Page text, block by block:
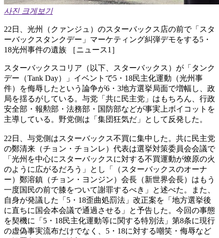
사진 크게보기
22日、光州（クァンジュ）のスターバックス店の前で「スタ
ーバックスタンクデー」マーケティング糾弾デモをする5・
18光州事件の遺族 ［ニュース1］
スターバックスコリア（以下、スターバックス）が「タンク
デー（Tank Day）」イベントで5・18民主化運動（光州事
件）を侮辱したという論争が6・3地方選挙局面で増幅し、政
局を揺るがしている。与党「共に民主党」はもちろん、行政
安全部・報勲部・法務部・国防部などが事実上ボイコットを
主導している。野党側は「集団狂気だ」として反発した。
22日、与党側はスターバックス不買に集中した。共に民主党
の鄭清来（チョン・チョンレ）代表は選挙対策委員会会議で
「光州を中心にスターバックスに対する不買運動が燎原の火
のように広がるだろう」とし「（スターバックスのオーナ
ー）鄭溶鎮（チョン・ヨンジン）会長（新世界会長）はもう
一度国民の前で膝をついて謝罪するべき」と述べた。また、
自身が発議した「5・18歪曲処罰法」改正案を「地方選挙後
に直ちに国会本会議で通過させる」と予告した。今回の事態
を契機に「5・18民主化運動等に関する特別法」第8条に現行
の虚偽事実流布だけでなく、5・18に対する嘲笑・侮辱など